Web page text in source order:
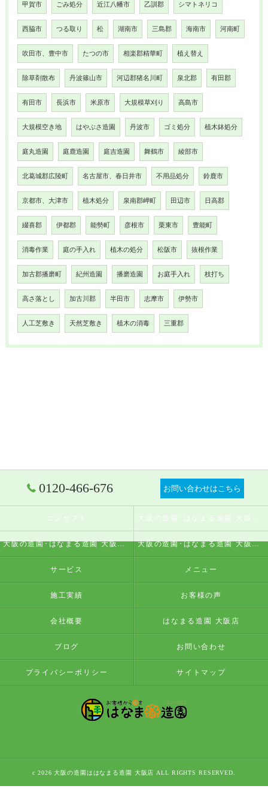
甲賀市 ごみ処分 近江八幡市 乙訓郡 シマトネリコ
西脇市 つる取り 松 湖南市 三島郡 海南市 河南町
吹田市、豊中市 たつの市 相楽郡精華町 植え替え
除草剤散布 丹波篠山市 河辺郡猪名川町 泉北郡 有田郡
有田市 長浜市 米原市 大規模草刈り 高島市
大規模空き地 はやぶさ造園 丹波市 ゴミ処分 植木鉢処分
庭丸造園 庭鹿造園 庭吉造園 舞鶴市 綾部市
北葛城郡広陵町 名古屋市、春日井市 不用品処分 鈴鹿市
京都市、大津市 植木処分 泉南郡岬町 田辺市 日高郡
綴喜郡 伊都郡 能勢町 彦根市 栗東市 豊能町
消毒作業 庭の手入れ 植木の処分 松阪市 抜根作業
加古郡播磨町 紀州造園 播磨造園 お庭手入れ 枝打ち
高さ落とし 加古川郡 半田市 志摩市 伊勢市
人工芝敷き 天然芝敷き 植木の消毒 三重郡
0120-466-676 お問い合わせはこちら
コンセプト
大阪の造園･はなまる造園 大阪店の評判 大阪の造園･はなまる造園 大阪店のお客様の声
サービス メニュー
施工実績 お客様の声
会社概要 はなまる造園 大阪店
ブログ お問い合わせ
プライバシーポリシー サイトマップ
c 2026 大阪の造園ははなまる造園 大阪店 ALL RIGHTS RESERVED.